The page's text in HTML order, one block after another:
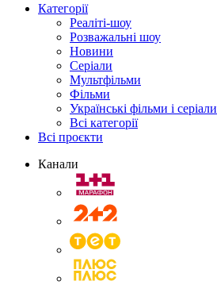
Категорії
Реаліті-шоу
Розважальні шоу
Новини
Серіали
Мультфільми
Фільми
Українські фільми і серіали
Всі категорії
Всі проєкти
Канали